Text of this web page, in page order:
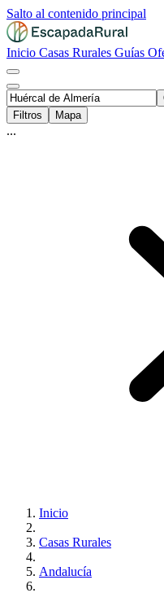
Salto al contenido principal
Inicio Casas Rurales Guías
Filtros
Mapa
...
Inicio
Casas Rurales
Andalucía